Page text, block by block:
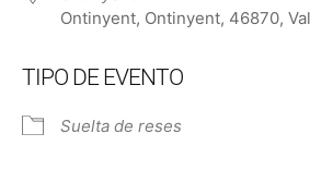
Ontinyent, Ontinyent, 46870,
TIPO DE EVENTO
Suelta de reses